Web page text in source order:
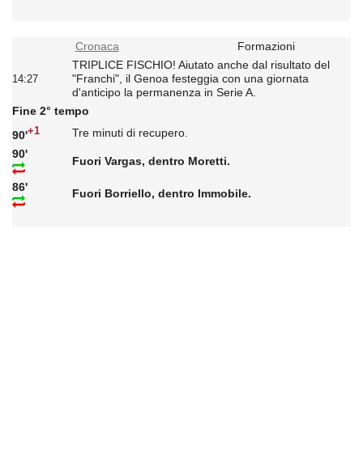
Cronaca Formazioni
14:27
TRIPLICE FISCHIO! Aiutato anche dal risultato del
"Franchi", il Genoa festeggia con una giornata
d'anticipo la permanenza in Serie A.
Fine 2° tempo
90'+1
Tre minuti di recupero.
90'
Fuori Vargas, dentro Moretti.
86'
Fuori Borriello, dentro Immobile.